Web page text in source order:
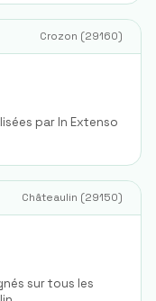
Crozon (29160)
par In Extenso
Châteaulin (29150)
sur tous les